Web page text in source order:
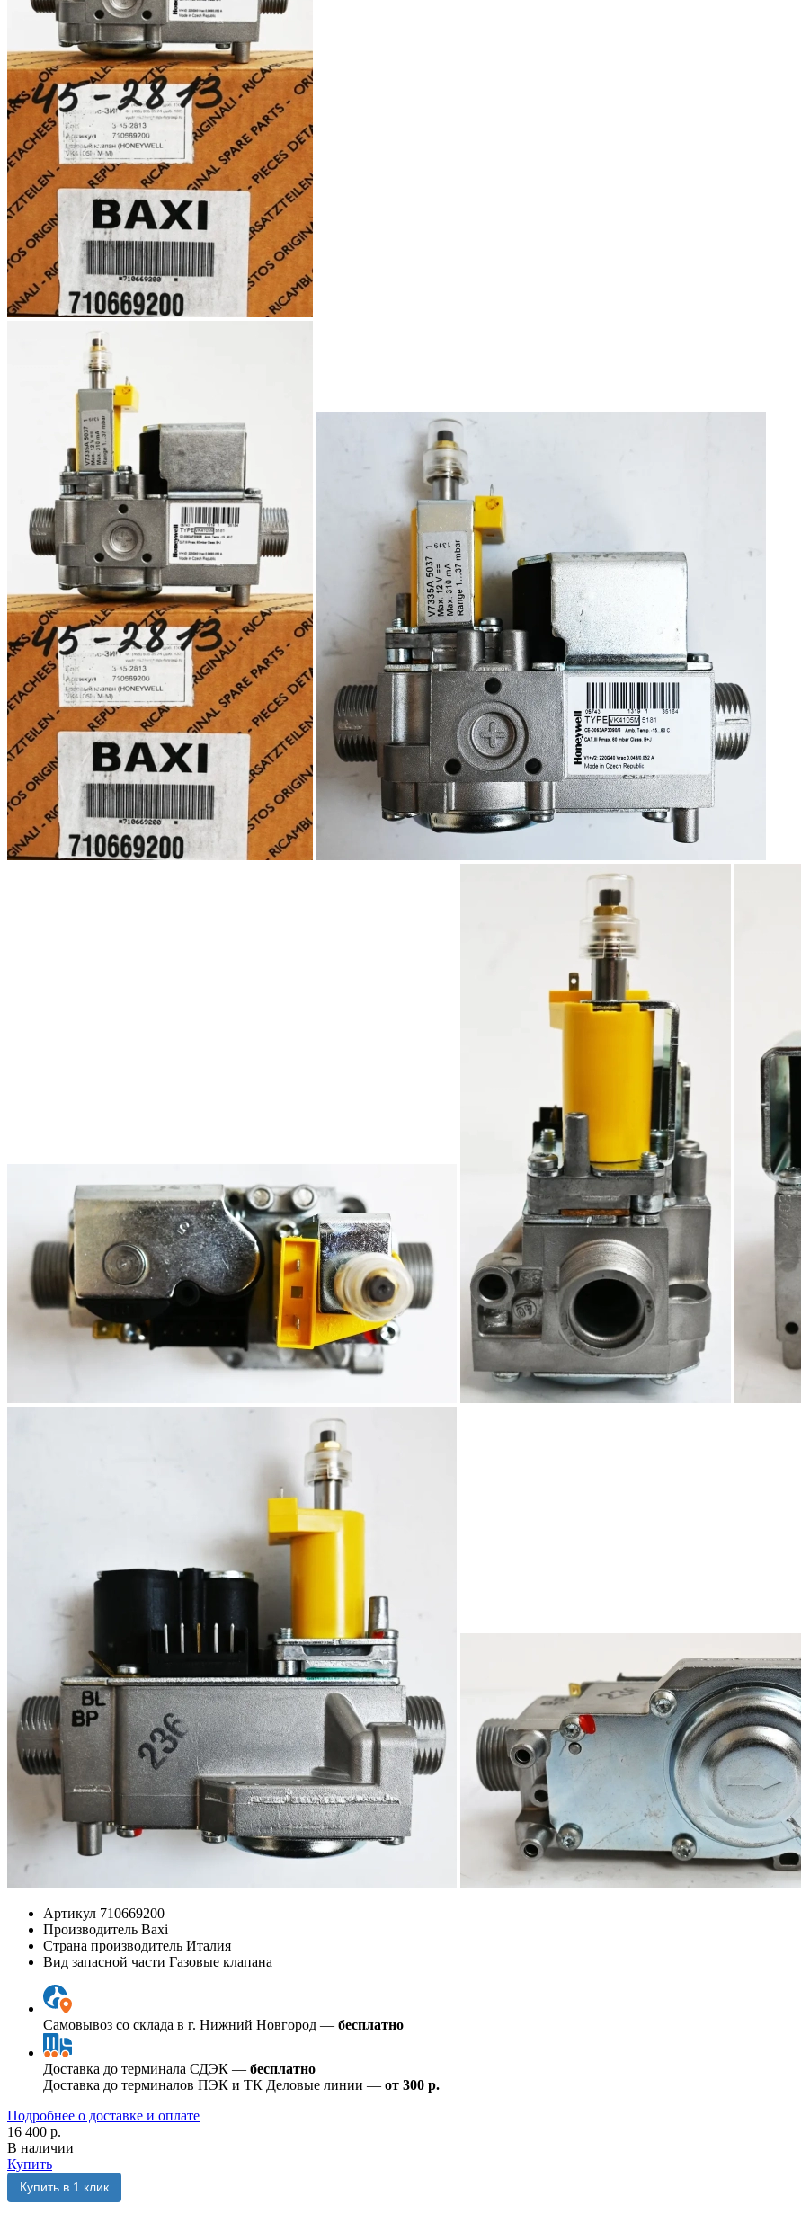
Артикул 710669200
Производитель Baxi
Страна производитель Италия
Вид запасной части Газовые клапана
Самовывоз со склада в г. Нижний Новгород — бесплатно
Доставка до терминала СДЭК — бесплатно
Доставка до терминалов ПЭК и ТК Деловые линии — от 300 р.
Подробнее о доставке и оплате
16 400 р.
В наличии
Купить
Купить в 1 клик